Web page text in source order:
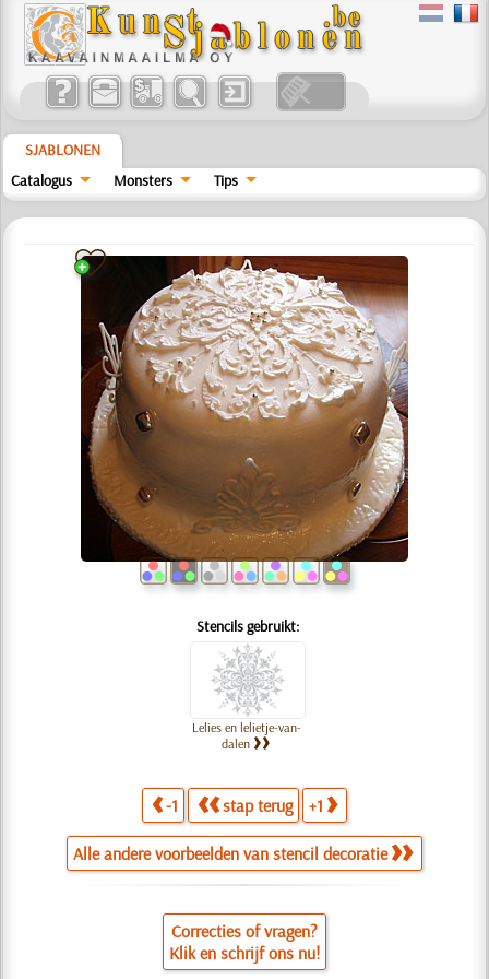
SJABLONEN
Catalogus
Monsters Tips
Stencils gebruikt:
Lelies en lelietje-van-
dalen
-1 stap terug +1
Alle andere voorbeelden van stencil decoratie
Correcties of vragen?
Klik en schrijf ons nu!